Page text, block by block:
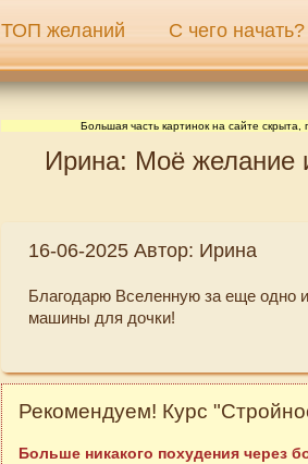
ТОП желаний С чего начать?
Большая часть картинок на сайте скрыта,
Ирина: Моё желание
16-06-2025 Автор: Ирина
Благодарю Вселенную за еще одно
машины для дочки!
Рекомендуем! Курс
Больше никакого похудения через